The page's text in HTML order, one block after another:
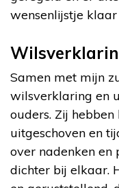
wensenlijstje
Samen met mijn
wilsverklaring en
ouders. Zij
uitgeschoven en
over nadenken en
dichter bij elkaar.